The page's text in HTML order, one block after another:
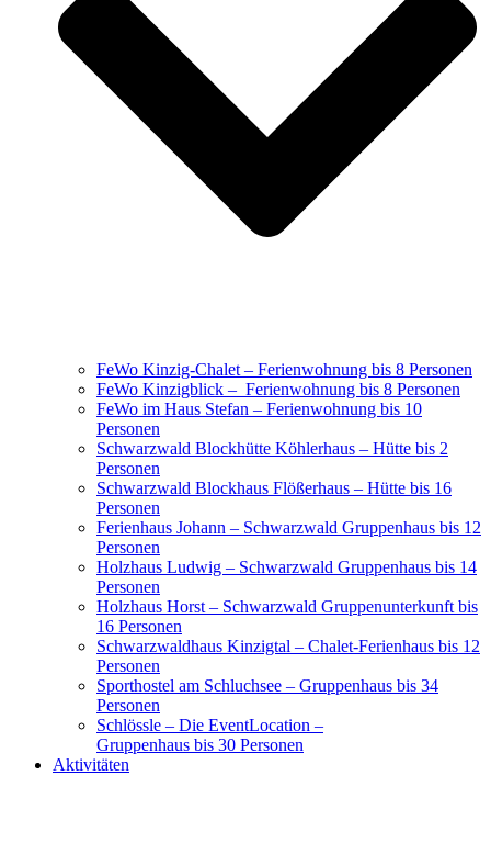
FeWo Kinzig-Chalet – Ferienwohnung bis 8 Personen
FeWo Kinzigblick – Ferienwohnung bis 8 Personen
FeWo im Haus Stefan – Ferienwohnung bis 10
Personen
Schwarzwald Blockhütte Köhlerhaus – Hütte bis 2
Personen
Schwarzwald Blockhaus Flößerhaus – Hütte bis 16
Personen
Ferienhaus Johann – Schwarzwald Gruppenhaus bis 12
Personen
Holzhaus Ludwig – Schwarzwald Gruppenhaus bis 14
Personen
Holzhaus Horst – Schwarzwald Gruppenunterkunft bis
16 Personen
Schwarzwaldhaus Kinzigtal – Chalet-Ferienhaus bis 12
Personen
Sporthostel am Schluchsee – Gruppenhaus bis 34
Personen
Schlössle – Die EventLocation –
Gruppenhaus bis 30 Personen
Aktivitäten